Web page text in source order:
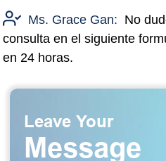
Ms. Grace Gan: No
consulta en el siguiente
en 24 horas.